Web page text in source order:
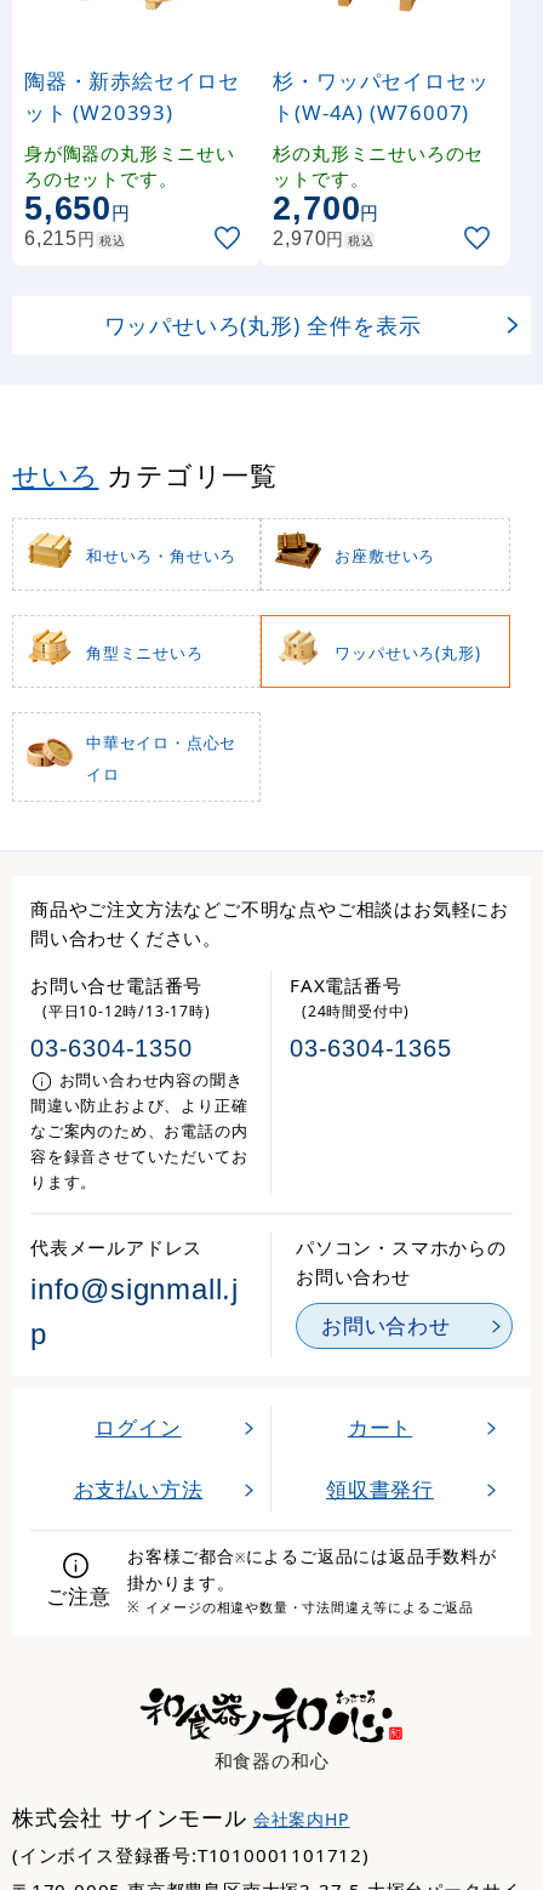
陶器・新赤絵セイロセ
ット (W20393)
身が陶器の丸形ミニせい
ろのセットです。
5,650円
6,215円 税込
杉・ワッパセイロセッ
ト(W-4A) (W76007)
杉の丸形ミニせいろのセ
ットです。
2,700円
2,970円 税込
ワッパせいろ(丸形) 全件を表示
せいろ カテゴリ一覧
和せいろ・角せいろ お座敷せいろ
角型ミニせいろ ワッパせいろ(丸形)
中華セイロ・点心セ
イロ
商品やご注文方法などご不明な点やご相談はお気軽にお
問い合わせください。
お問い合せ電話番号
(平日10-12時/13-17時)
03-6304-1350
お問い合わせ内容の聞き
間違い防止および、より正確
なご案内のため、お電話の内
容を録音させていただいてお
ります。
FAX電話番号
(24時間受付中)
03-6304-1365
代表メールアドレス
info@signmall.j
p
パソコン・スマホからの
お問い合わせ
お問い合わせ
ログイン カート
お支払い方法 領収書発行
ご注意
お客様ご都合※によるご返品には返品手数料が
掛かります。
※ イメージの相違や数量・寸法間違え等によるご返品
和食器の和心
株式会社 サインモール 会社案内HP
(インボイス登録番号:T1010001101712)